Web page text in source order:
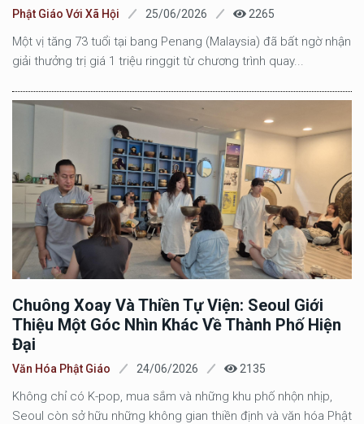
Phật Giáo Với Xã Hội 25/06/2026 2265
Một vị tăng 73 tuổi tại bang Penang (Malaysia) đã bất ngờ nhận
giải thưởng trị giá 1 triệu ringgit từ chương trình quay...
Chuông Xoay Và Thiền Tự Viện: Seoul Giới
Thiệu Một Góc Nhìn Khác Về Thành Phố Hiện
Đại
Văn Hóa Phật Giáo 24/06/2026 2135
Không chỉ có K-pop, mua sắm và những khu phố nhộn nhịp,
Seoul còn sở hữu những không gian thiền định và văn hóa Phật